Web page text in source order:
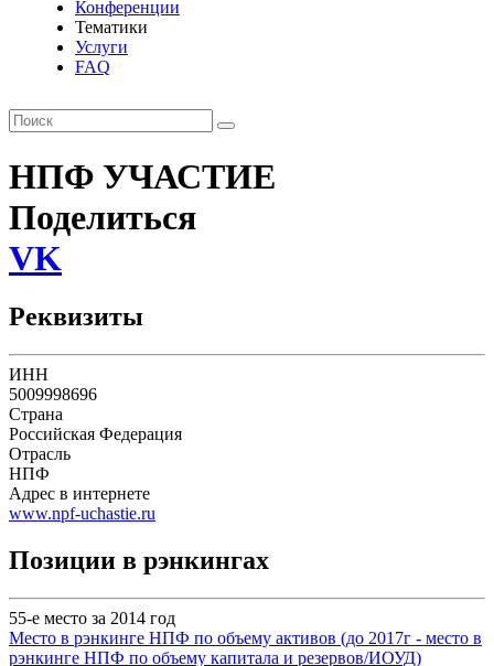
Конференции
Тематики
Услуги
FAQ
НПФ УЧАСТИЕ
Поделиться
VK
Реквизиты
ИНН
5009998696
Страна
Российская Федерация
Отрасль
НПФ
Адрес в интернете
www.npf-uchastie.ru
Позиции в рэнкингах
55-е место за 2014 год
Место в рэнкинге НПФ по объему активов (до 2017г - место в
рэнкинге НПФ по объему капитала и резервов/ИОУД)